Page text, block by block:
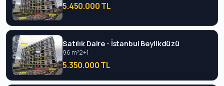
5.450.000 TL
Satılık Daire - İstanbul Beylikdüzü
96 m²2+1
5.350.000 TL